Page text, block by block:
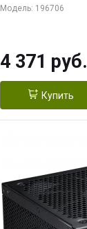
Модель: 196706
4 371 руб.
Купить